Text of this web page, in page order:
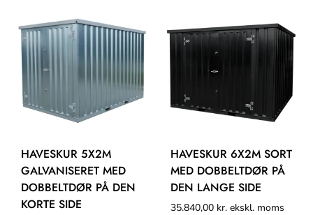
HAVESKUR 5X2M
GALVANISERET MED
DOBBELTDØR PÅ DEN
KORTE SIDE
HAVESKUR 6X2M SORT
MED DOBBELTDØR PÅ
DEN LANGE SIDE
35.840,00 kr. ekskl. moms